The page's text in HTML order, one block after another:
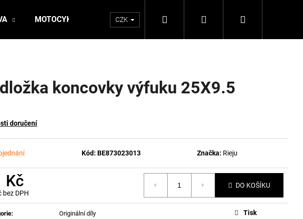
MOTOCYKLY CZK Hledat PřihlášeníNákupní
koncovky výfuku 25X9.5
doručení
Kód: BE873023013 Značka: Rieju
Kč
bez DPH
DO KOŠÍKU
:
Originální díly
Tisk